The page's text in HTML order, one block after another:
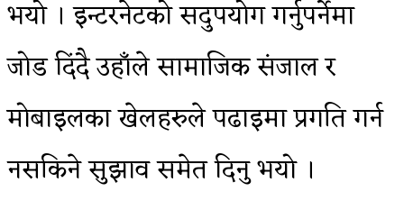
भयो । इन्टरनेटको सदुपयोग गर्नुपर्नेमा
जोड दिंदै उहाँले सामाजिक संजाल र
मोबाइलका खेलहरुले पढाइमा प्रगति गर्न
नसकिने सुझाव समेत दिनु भयो ।